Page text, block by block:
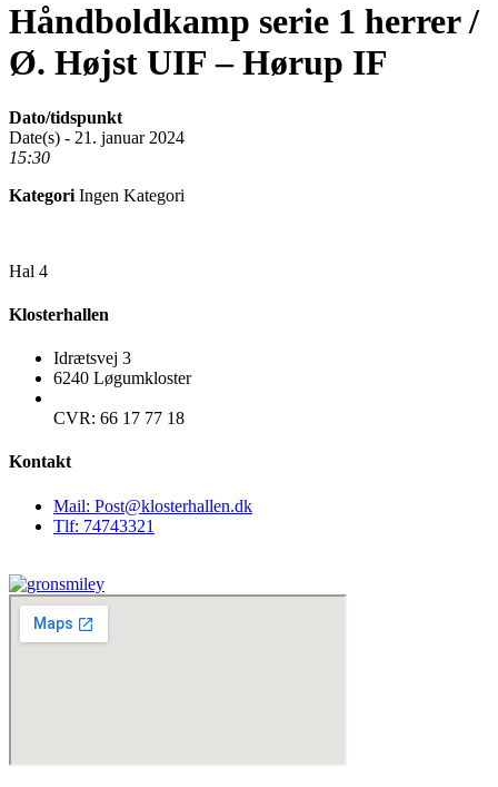
Håndboldkamp serie 1 herrer /
Ø. Højst UIF – Hørup IF
Dato/tidspunkt
Date(s) - 21. januar 2024
15:30
Kategori Ingen Kategori
Hal 4
Klosterhallen
Idrætsvej 3
6240 Løgumkloster
CVR: 66 17 77 18
Kontakt
Mail: Post@klosterhallen.dk
Tlf: 74743321